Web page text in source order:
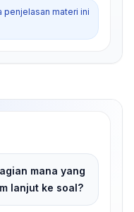
penjelasan materi ini
mana yang
lanjut ke soal?